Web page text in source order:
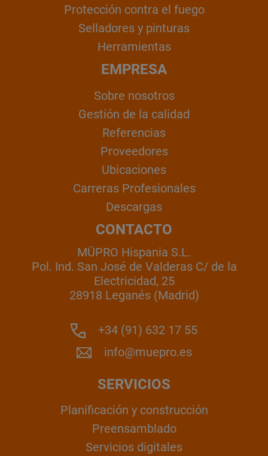
Protección contra el fuego
Selladores y pinturas
Herramientas
EMPRESA
Sobre nosotros
Gestión de la calidad
Referencias
Proveedores
Ubicaciones
Carreras Profesionales
Descargas
CONTACTO
MÜPRO Hispania S.L.
Pol. Ind. San José de Valderas C/ de la
Electricidad, 25
28918 Leganés (Madrid)
+34 (91) 632 17 55
info@muepro.es
SERVICIOS
Planificación y construcción
Preensamblado
Servicios digitales